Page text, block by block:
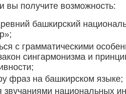
вы полу­чи­те возможность:
баш­кир­ский
с грам­ма­ти­че­ски­ми
син­гар­мо­низ­ма и
фраз на баш­кир­ском языке;
зву­ча­ни­я­ми наци­о­наль­ных